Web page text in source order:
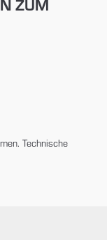
ZUM
Technische